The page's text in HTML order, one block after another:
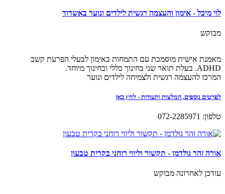
לוי מיכל - אימון והעצמה רגשית לילדים ונוער באשדוד
מבוקש
מאמנת אישית מוסמכת עם התמחות באימון לבעלי הפרעת קשב
ADHD. בעלת תואר שני בחינוך כללי ובחינוך מיוחד.
המרכז להעצמה רגשית ולצמיחה לילדים ונוער
לפרטים נוספים, המלצות ותעודות - לחץ כאן
טלפון: 072-2285971
אורה זהר גולדמן - תקשור וליווי רוחני בקרית טבעון
עודכן לאחרונה מבוקש